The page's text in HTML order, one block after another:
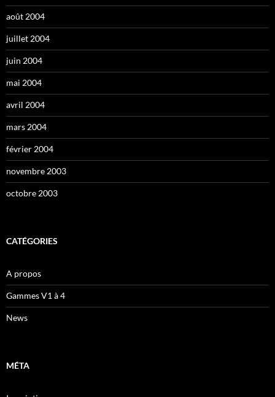
août 2004
juillet 2004
juin 2004
mai 2004
avril 2004
mars 2004
février 2004
novembre 2003
octobre 2003
CATÉGORIES
A propos
Gammes V1 à 4
News
MÉTA